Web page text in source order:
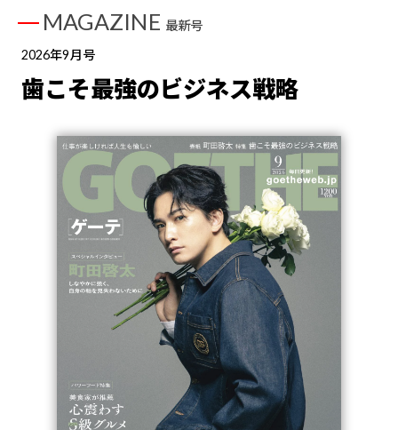
MAGAZINE 最新号
2026年9月号
歯こそ最強のビジネス戦略